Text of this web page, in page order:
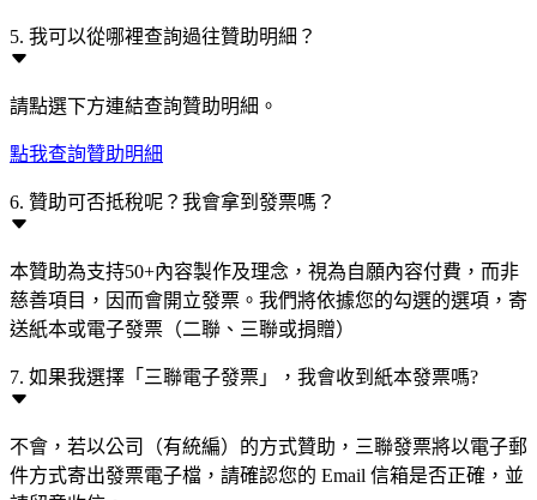
5. 我可以從哪裡查詢過往贊助明細？
請點選下方連結查詢贊助明細。
點我查詢贊助明細
6. 贊助可否抵稅呢？我會拿到發票嗎？
本贊助為支持50+內容製作及理念，視為自願內容付費，而非
慈善項目，因而會開立發票。我們將依據您的勾選的選項，寄
送紙本或電子發票（二聯、三聯或捐贈）
7. 如果我選擇「三聯電子發票」，我會收到紙本發票嗎?
不會，若以公司（有統編）的方式贊助，三聯發票將以電子郵
件方式寄出發票電子檔，請確認您的 Email 信箱是否正確，並